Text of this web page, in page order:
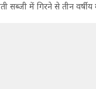
सब्जी में गिरने से तीन